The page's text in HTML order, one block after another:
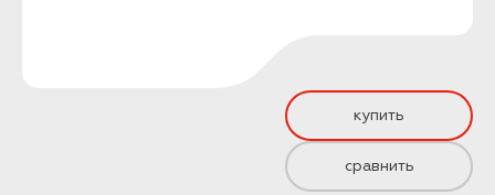
купить
сравнить